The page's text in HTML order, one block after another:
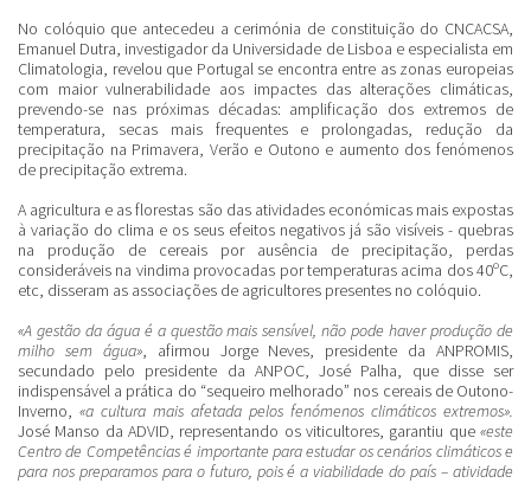
No colóquio que antecedeu a cerimónia de constituição do CNCACSA,
Emanuel Dutra, investigador da Universidade de Lisboa e especialista em
Climatologia, revelou que Portugal se encontra entre as zonas europeias
com maior vulnerabilidade aos impactes das alterações climáticas,
prevendo-se nas próximas décadas: amplificação dos extremos de
temperatura, secas mais frequentes e prolongadas, redução da
precipitação na Primavera, Verão e Outono e aumento dos fenómenos
de precipitação extrema.
A agricultura e as florestas são das atividades económicas mais expostas
à variação do clima e os seus efeitos negativos já são visíveis - quebras
na produção de cereais por ausência de precipitação, perdas
consideráveis na vindima provocadas por temperaturas acima dos 40ºC,
etc, disseram as associações de agricultores presentes no colóquio.
«A gestão da água é a questão mais sensível, não pode haver produção de
milho sem água», afirmou Jorge Neves, presidente da ANPROMIS,
secundado pelo presidente da ANPOC, José Palha, que disse ser
indispensável a prática do “sequeiro melhorado” nos cereais de Outono-
Inverno, «a cultura mais afetada pelos fenómenos climáticos extremos».
José Manso da ADVID, representando os viticultores, garantiu que «este
Centro de Competências é importante para estudar os cenários climáticos e
para nos preparamos para o futuro, pois é a viabilidade do país – atividade